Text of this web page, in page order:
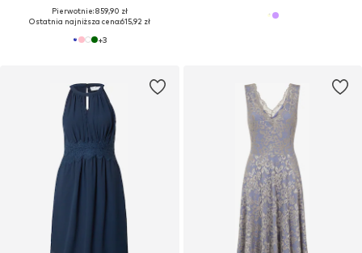
Pierwotnie: 859,90 zł
Ostatnia najniższa cena:615,92 zł
+3